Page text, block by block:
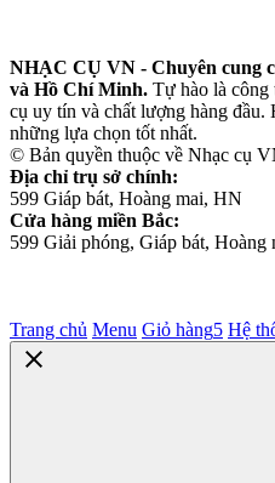
NHẠC CỤ VN - Chuyên cung
và Hồ Chí Minh. Tự hào là công
cụ uy tín và chất lượng hàng
những lựa chọn tốt nhất.
© Bản quyền thuộc về Nhạc cụ
Địa chỉ trụ sở chính:
599 Giáp bát, Hoàng mai, HN
Cửa hàng miền Bắc:
599 Giải phóng, Giáp bát, Hoàng
Trang chủ Menu Giỏ hàng5 Hệ